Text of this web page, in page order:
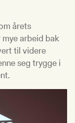
årets
arbeid bak
til videre
seg trygge i